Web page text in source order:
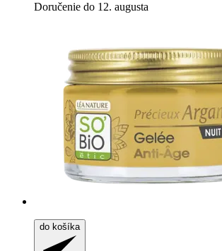
Doručenie do 12. augusta
do košíka